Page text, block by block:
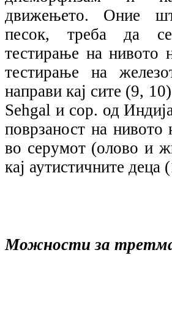
движењето. Оние
песок, треба да
тестирање на нивото
тестирање на
направи кај сите (9,
Sehgal и cop. од
поврзаност на
во серумот (олово и
кај аутистичните деца
Можности за